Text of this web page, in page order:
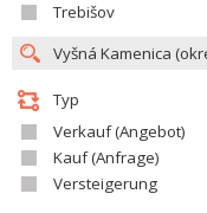
Trebišov
Typ
Verkauf (Angebot)
Kauf (Anfrage)
Versteigerung